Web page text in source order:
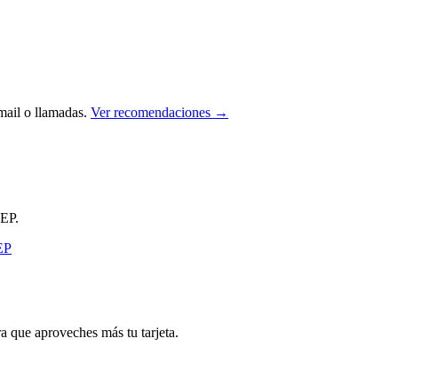
o llamadas. Ver recomendaciones →
que aproveches más tu tarjeta.